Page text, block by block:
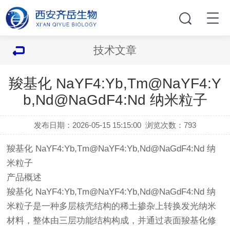
技术文章
羧基化 NaYF4:Yb,Tm@NaYF4:Y
b,Nd@NaGdF4:Nd 纳米粒子
发布日期：2026-05-15 15:15:00 浏览次数：793
羧基化 NaYF4:Yb,Tm@NaYF4:Yb,Nd@NaGdF4:Nd 纳
米粒子
产品概述
羧基化 NaYF4:Yb,Tm@NaYF4:Yb,Nd@NaGdF4:Nd 纳
米粒子是一种多层核壳结构的稀土掺杂上转换发光纳米
材料，整体由三层功能结构构成，并通过表面羧基化修